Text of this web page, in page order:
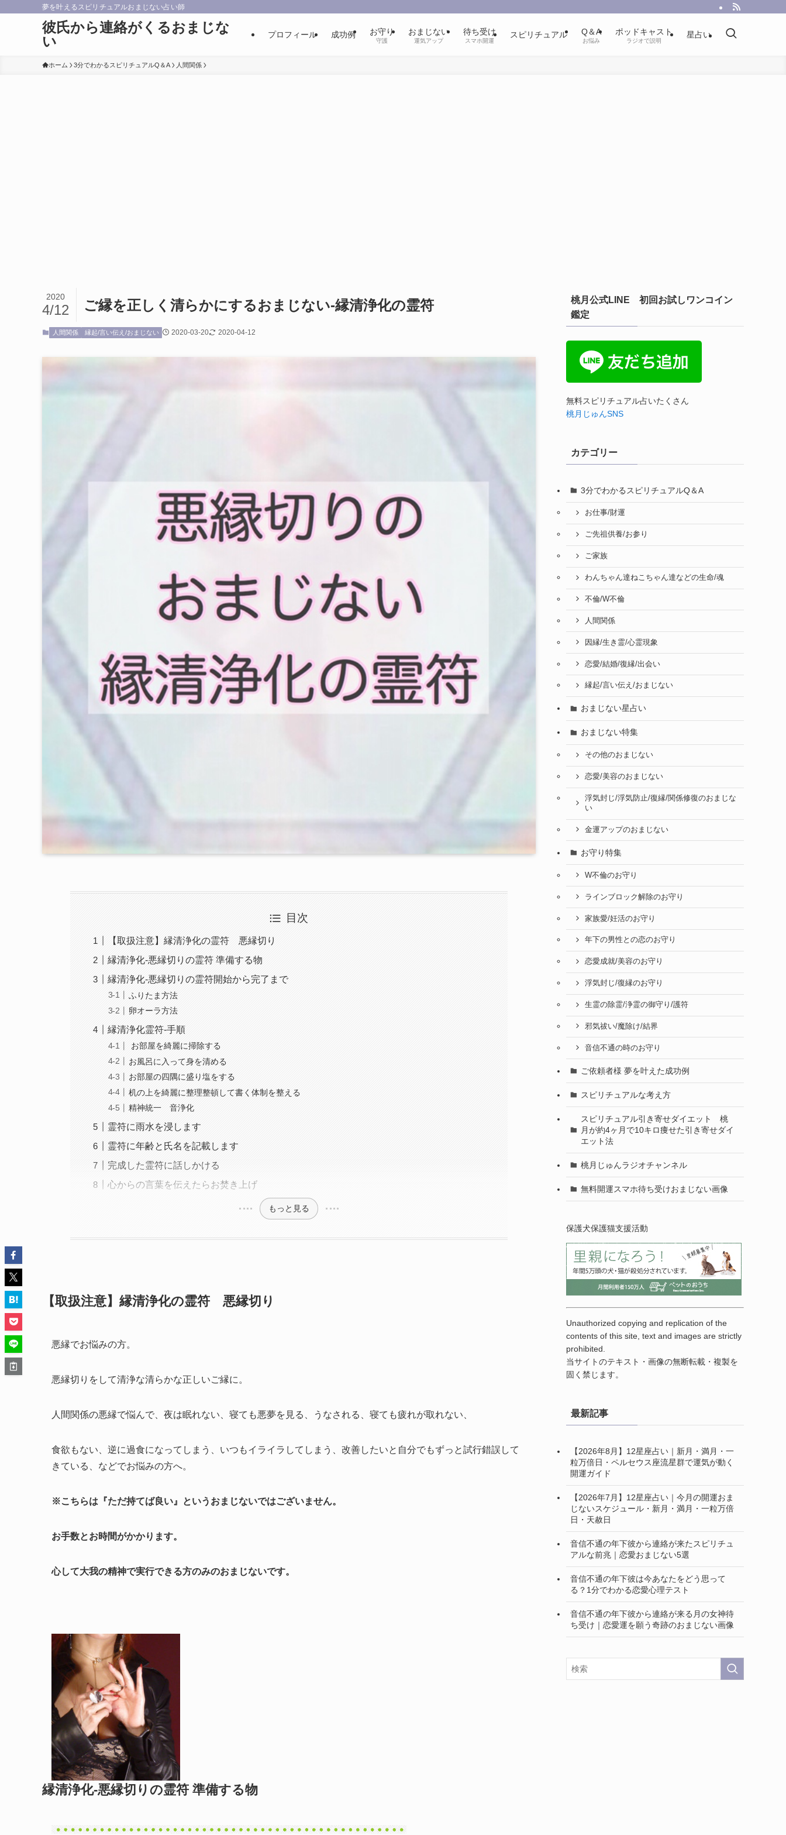
夢を叶えるスピリチュアルおまじない占い師
彼氏から連絡がくるおまじな
い
プロフィール 成功例 お守り
守護
おまじない
運気アップ
待ち受け
スマホ開運
スピリチュアル Q＆A
お悩み
ポッドキャスト
ラジオで説明
星占い
ホーム 3分でわかるスピリチュアルQ＆A 人間関係
ご縁を正しく清らかにするおまじない-縁清浄化の霊符
2020
4/12
人間関係 縁起/言い伝え/おまじない 2020-03-20 2020-04-12
目次
【取扱注意】縁清浄化の霊符 悪縁切り
縁清浄化-悪縁切りの霊符 準備する物
縁清浄化-悪縁切りの霊符開始から完了まで
ふりたま方法
卵オーラ方法
縁清浄化霊符-手順
お部屋を綺麗に掃除する
お風呂に入って身を清める
お部屋の四隅に盛り塩をする
机の上を綺麗に整理整頓して書く体制を整える
精神統一 音浄化
霊符に雨水を浸します
霊符に年齢と氏名を記載します
完成した霊符に話しかける
心からの言葉を伝えたらお焚き上げ
もっと見る
【取扱注意】縁清浄化の霊符 悪縁切り
悪縁でお悩みの方。
悪縁切りをして清浄な清らかな正しいご縁に。
人間関係の悪縁で悩んで、夜は眠れない、寝ても悪夢を見る、うなされる、寝ても疲れが取れない、
食欲もない、逆に過食になってしまう、いつもイライラしてしまう、改善したいと自分でもずっと試行錯誤して
きている、などでお悩みの方へ。
※こちらは『ただ持てば良い』というおまじないではございません。
お手数とお時間がかかります。
心して大我の精神で実行できる方のみのおまじないです。
縁清浄化-悪縁切りの霊符 準備する物
桃月公式LINE 初回お試しワンコイン
鑑定
無料スピリチュアル占いたくさん
桃月じゅんSNS
カテゴリー
3分でわかるスピリチュアルQ＆A
お仕事/財運
ご先祖供養/お参り
ご家族
わんちゃん達ねこちゃん達などの生命/魂
不倫/W不倫
人間関係
因縁/生き霊/心霊現象
恋愛/結婚/復縁/出会い
縁起/言い伝え/おまじない
おまじない星占い
おまじない特集
その他のおまじない
恋愛/美容のおまじない
浮気封じ/浮気防止/復縁/関係修復のおまじな
い
金運アップのおまじない
お守り特集
W不倫のお守り
ラインブロック解除のお守り
家族愛/妊活のお守り
年下の男性との恋のお守り
恋愛成就/美容のお守り
浮気封じ/復縁のお守り
生霊の除霊/浄霊の御守り/護符
邪気祓い/魔除け/結界
音信不通の時のお守り
ご依頼者様 夢を叶えた成功例
スピリチュアルな考え方
スピリチュアル引き寄せダイエット 桃
月が約4ヶ月で10キロ痩せた引き寄せダイ
エット法
桃月じゅんラジオチャンネル
無料開運スマホ待ち受けおまじない画像
保護犬保護猫支援活動
Unauthorized copying and replication of the
contents of this site, text and images are strictly
prohibited.
当サイトのテキスト・画像の無断転載・複製を
固く禁じます。
最新記事
【2026年8月】12星座占い｜新月・満月・一
粒万倍日・ペルセウス座流星群で運気が動く
開運ガイド
【2026年7月】12星座占い｜今月の開運おま
じないスケジュール・新月・満月・一粒万倍
日・天赦日
音信不通の年下彼から連絡が来たスピリチュ
アルな前兆｜恋愛おまじない5選
音信不通の年下彼は今あなたをどう思って
る？1分でわかる恋愛心理テスト
音信不通の年下彼から連絡が来る月の女神待
ち受け｜恋愛運を願う奇跡のおまじない画像